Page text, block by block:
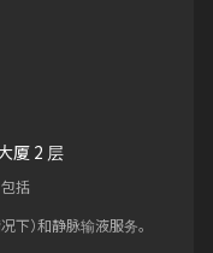
厦 2 层
括
下）和静脉输液服务。